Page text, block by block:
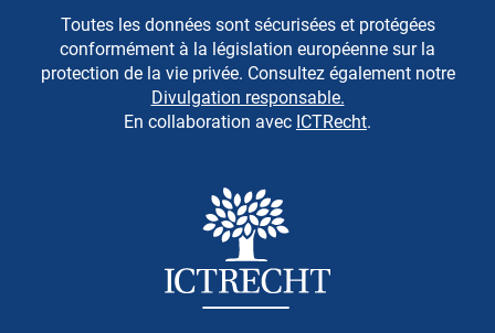
Toutes les données sont sécurisées et protégées
conformément à la législation européenne sur la
protection de la vie privée. Consultez également notre
Divulgation responsable.
En collaboration avec ICTRecht.